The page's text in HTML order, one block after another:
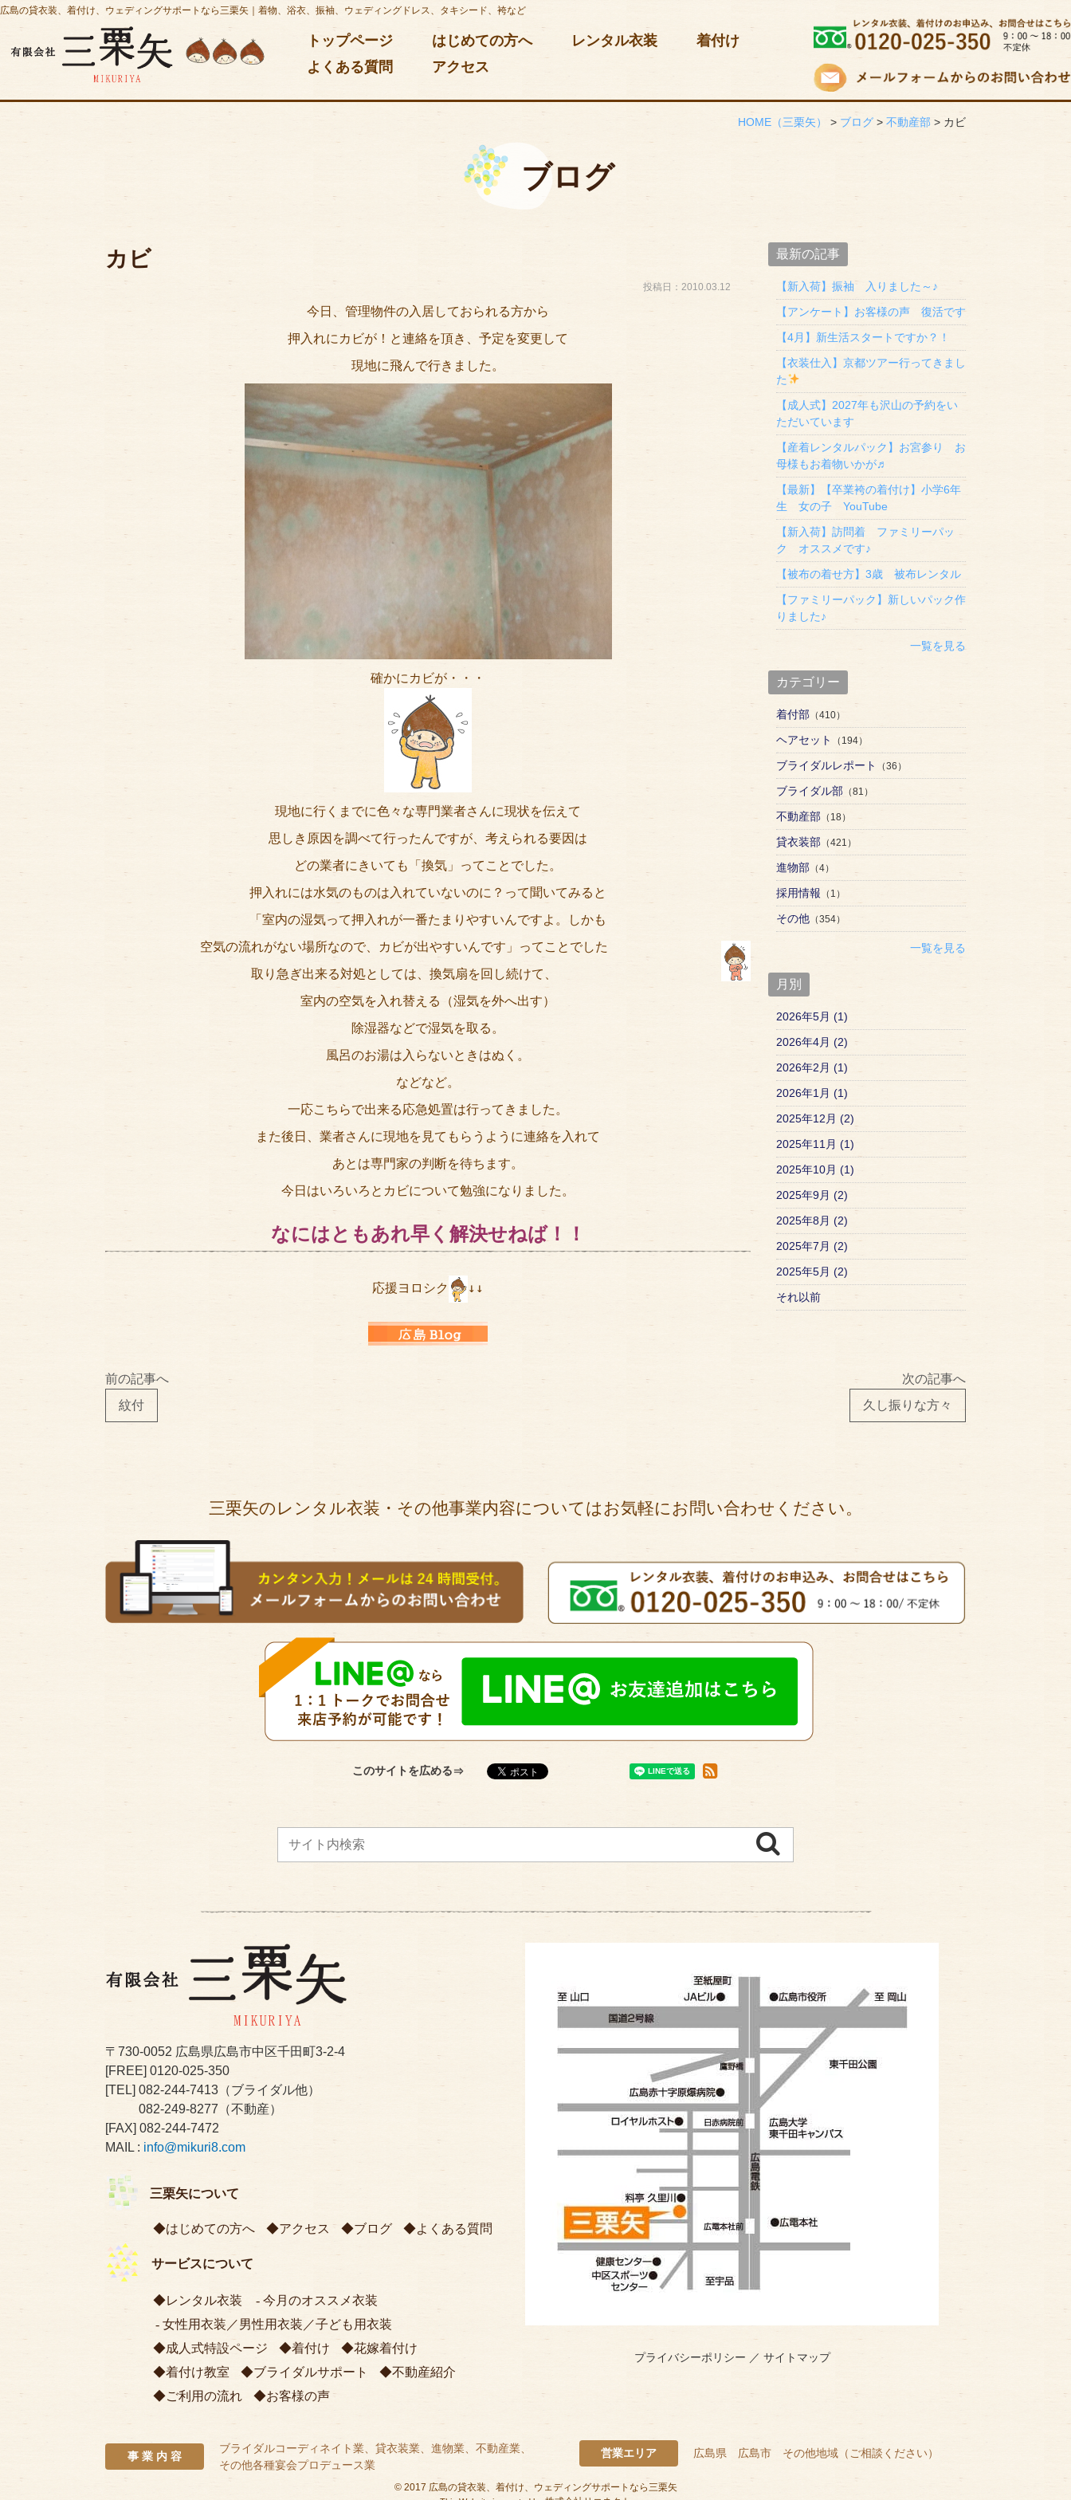
広島の貸衣装、着付け、ウェディングサポートなら三栗矢｜着物、浴衣、振袖、ウェディングドレス、タキシード、袴など
トップページ はじめての方へ レンタル衣装
着付け
よくある質問
アクセス
HOME （三栗矢） > ブログ > 不動産部 > カビ
ブログ
カビ
投稿日：2010.03.12
今日、管理物件の入居しておられる方から
押入れにカビが！と連絡を頂き、予定を変更して
現地に飛んで行きました。
確かにカビが・・・
現地に行くまでに色々な専門業者さんに現状を伝えて
思しき原因を調べて行ったんですが、考えられる要因は
どの業者にきいても「換気」ってことでした。
押入れには水気のものは入れていないのに？って聞いてみると
「室内の湿気って押入れが一番たまりやすいんですよ。しかも
空気の流れがない場所なので、カビが出やすいんです」ってことでした
取り急ぎ出来る対処としては、換気扇を回し続けて、
室内の空気を入れ替える（湿気を外へ出す）
除湿器などで湿気を取る。
風呂のお湯は入らないときはぬく。
などなど。
一応こちらで出来る応急処置は行ってきました。
また後日、業者さんに現地を見てもらうように連絡を入れて
あとは専門家の判断を待ちます。
今日はいろいろとカビについて勉強になりました。
なにはともあれ早く解決せねば！！
応援ヨロシク ↓↓
最新の記事
【新入荷】振袖 入りました～♪
【アンケート】お客様の声 復活です
【4月】新生活スタートですか？！
【衣装仕入】京都ツアー行ってきまし
た
【成人式】2027年も沢山の予約をい
ただいています
【産着レンタルパック】お宮参り お
母様もお着物いかが♬
【最新】【卒業袴の着付け】小学6年
生 女の子 YouTube
【新入荷】訪問着 ファミリーパッ
ク オススメです♪
【被布の着せ方】3歳 被布レンタル
【ファミリーパック】新しいパック作
りました♪
一覧を見る
カテゴリー
着付部（410）
ヘアセット （194）
ブライダルレポート （36）
ブライダル部（81）
不動産部（18）
貸衣装部（421）
進物部（4）
採用情報 （1）
その他（354）
一覧を見る
月別
2026年5月 (1)
2026年4月 (2)
2026年2月 (1)
2026年1月 (1)
2025年12月 (2)
2025年11月 (1)
2025年10月 (1)
2025年9月 (2)
2025年8月 (2)
2025年7月 (2)
2025年5月 (2)
それ以前
前の記事へ
紋付
次の記事へ
久し振りな方々
三栗矢のレンタル衣装・その他事業内容についてはお気軽にお問い合わせください。
このサイトを広める
〒730-0052 広島県広島市中区千田町3-2-4
[FREE] 0120-025-350
[TEL] 082-244-7413 （ブライダル他）
082-249-8277 （不動産）
[FAX] 082-244-7472
MAIL : info@mikuri8.com
三栗矢について
はじめての方へ アクセス ブログ よくある質問
サービスについて
レンタル衣装
今月のオススメ衣装
女性用衣装 ／男性用衣装 ／子ども用衣装
成人式特設ページ
着付け
花嫁着付け
着付け教室
ブライダルサポート
不動産紹介
ご利用の流れ
お客様の声
プライバシーポリシー ／ サイトマップ
事 業 内 容
ブライダルコーディネイト業、貸衣装業、進物業、不動産業、
その他各種宴会プロデュース業
営業エリア 広島県 広島市 その他地域（ご相談ください）
© 2017 広島の貸衣装、着付け、ウェディングサポートなら三栗矢